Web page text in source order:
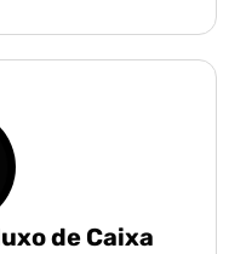
de Caixa